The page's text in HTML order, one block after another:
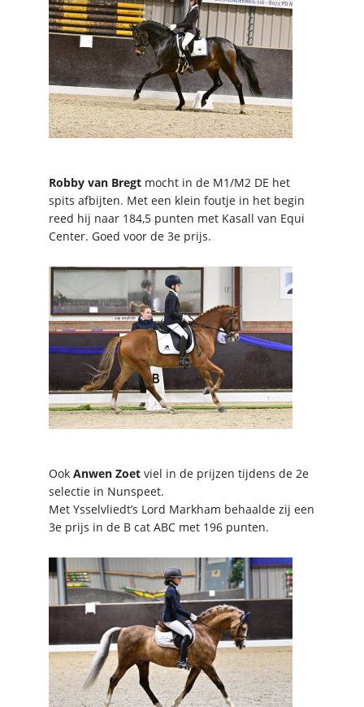
Robby van Bregt mocht in de M1/M2 DE het
spits afbijten. Met een klein foutje in het begin
reed hij naar 184,5 punten met Kasall van Equi
Center. Goed voor de 3e prijs.
Ook Anwen Zoet viel in de prijzen tijdens de 2e
selectie in Nunspeet.
Met Ysselvliedt’s Lord Markham behaalde zij een
3e prijs in de B cat ABC met 196 punten.